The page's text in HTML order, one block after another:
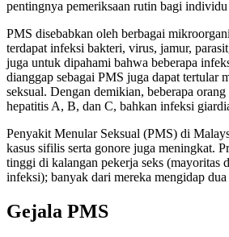
pentingnya pemeriksaan rutin bagi
PMS disebabkan oleh berbagai
terdapat infeksi bakteri, virus, jamur,
juga untuk dipahami bahwa beberapa
dianggap sebagai PMS juga dapat tertular
seksual. Dengan demikian, beberapa
hepatitis A, B, dan C, bahkan infeksi
Penyakit Menular Seksual (PMS) di
kasus sifilis serta gonore juga meningkat.
tinggi di kalangan pekerja seks (mayoritas
infeksi); banyak dari mereka mengidap
Gejala PMS